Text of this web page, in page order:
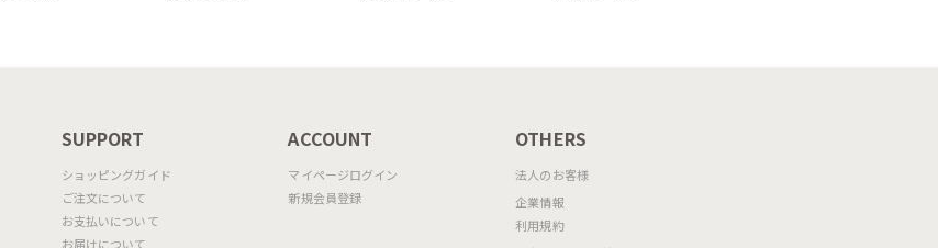
SUPPORT
ショッピングガイド
ご注文について
お支払いについて
お届けについて
ACCOUNT
マイページログイン
新規会員登録
OTHERS
法人のお客様
企業情報
利用規約